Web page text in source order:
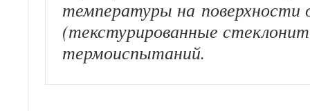
температуры на поверхности
(текстурированные
термоиспытаний.